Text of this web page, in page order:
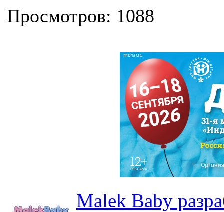
Просмотров: 1088
РЕКЛАМА
Malek Baby